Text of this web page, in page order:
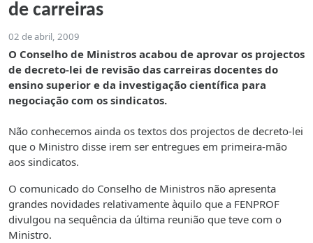
de carreiras
02 de abril, 2009
O Conselho de Ministros acabou de aprovar os projectos
de decreto-lei de revisão das carreiras docentes do
ensino superior e da investigação científica para
negociação com os sindicatos.
Não conhecemos ainda os textos dos projectos de decreto-lei
que o Ministro disse irem ser entregues em primeira-mão
aos sindicatos.
O comunicado do Conselho de Ministros não apresenta
grandes novidades relativamente àquilo que a FENPROF
divulgou na sequência da última reunião que teve com o
Ministro.